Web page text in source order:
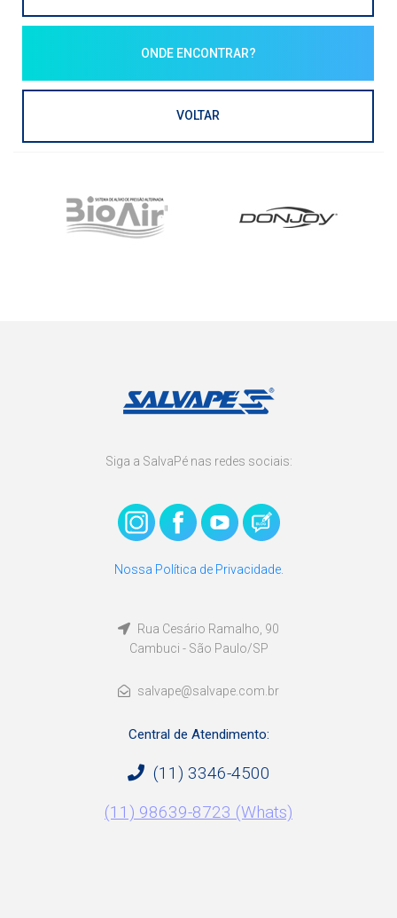
ONDE ENCONTRAR?
VOLTAR
Siga a SalvaPé nas redes sociais:
Nossa Política de Privacidade.
Rua Cesário Ramalho, 90
Cambuci - São Paulo/SP
salvape@salvape.com.br
Central de Atendimento:
(11) 3346-4500
(11) 98639-8723 (Whats)